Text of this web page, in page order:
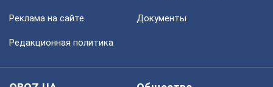
Реклама на сайте Документы
Редакционная политика